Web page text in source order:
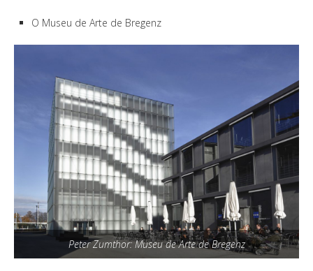
O Museu de Arte de Bregenz
Peter Zumthor: Museu de Arte de Bregenz